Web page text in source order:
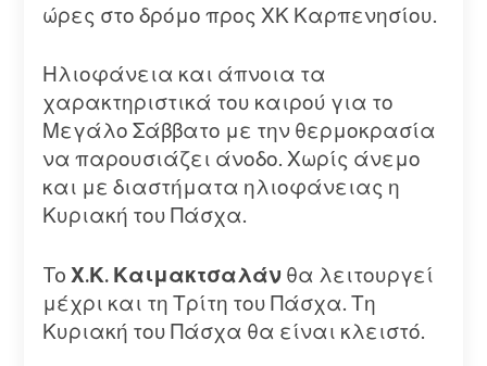
ώρες στο δρόμο προς ΧΚ Καρπενησίου.
Ηλιοφάνεια και άπνοια τα
χαρακτηριστικά του καιρού για το
Μεγάλο Σάββατο με την θερμοκρασία
να παρουσιάζει άνοδο. Χωρίς άνεμο
και με διαστήματα ηλιοφάνειας η
Κυριακή του Πάσχα.
To Χ.Κ. Καιμακτσαλάνθα λειτουργεί
μέχρι και τη Τρίτη του Πάσχα. Τη
Κυριακή του Πάσχα θα είναι κλειστό.